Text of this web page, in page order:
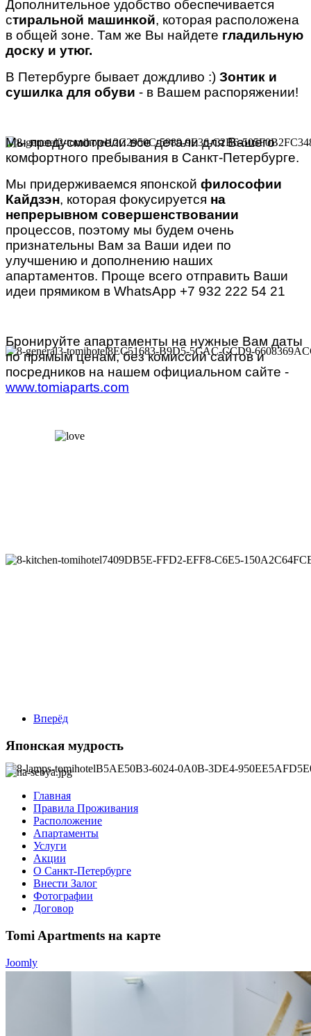
Дополнительное удобство обеспечивается
стиральной машинкой, которая расположена
в общей зоне. Там же Вы найдете гладильную
доску и утюг.
В Петербурге бывает дождливо :) Зонтик и
сушилка для обуви - в Вашем распоряжении!
Мы предусмотрели все детали для Вашего
комфортного пребывания в Санкт-Петербурге.
Мы придерживаемся японской философии
Кайдзэн, которая фокусируется на
непрерывном совершенствовании
процессов, поэтому мы будем очень
признательны Вам за Ваши идеи по
улучшению и дополнению наших
апартаментов. Проще всего отправить Ваши
идеи прямиком в WhatsApp +7 932 222 54 21
Бронируйте апартаменты на нужные Вам даты
по прямым ценам, без комиссий сайтов и
посредников на нашем официальном сайте -
www.tomiaparts.com
Вперёд
Японская мудрость
Главная
Правила Проживания
Расположение
Апартаменты
Услуги
Акции
О Санкт-Петербурге
Внести Залог
Фотографии
Договор
Tomi Apartments на карте
Joomly